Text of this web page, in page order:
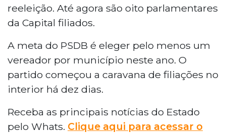
reeleição. Até agora são oito parlamentares
da Capital filiados.
A meta do PSDB é eleger pelo menos um
vereador por município neste ano. O
partido começou a caravana de filiações no
interior há dez dias.
Receba as principais notícias do Estado
pelo Whats. Clique aqui para acessar o